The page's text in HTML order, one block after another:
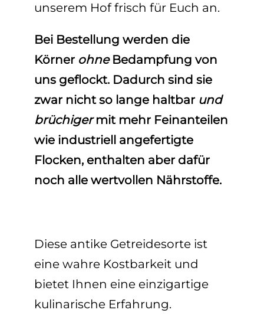
unserem Hof frisch für Euch an.
Bei Bestellung werden die
Körner ohneBedampfung von
uns geflockt. Dadurch sind sie
zwar nicht so lange haltbar und
brüchigermit mehr Feinanteilen
wie industriell angefertigte
Flocken, enthalten aber dafür
noch alle wertvollen Nährstoffe.
Diese antike Getreidesorte ist
eine wahre Kostbarkeit und
bietet Ihnen eine einzigartige
kulinarische Erfahrung.